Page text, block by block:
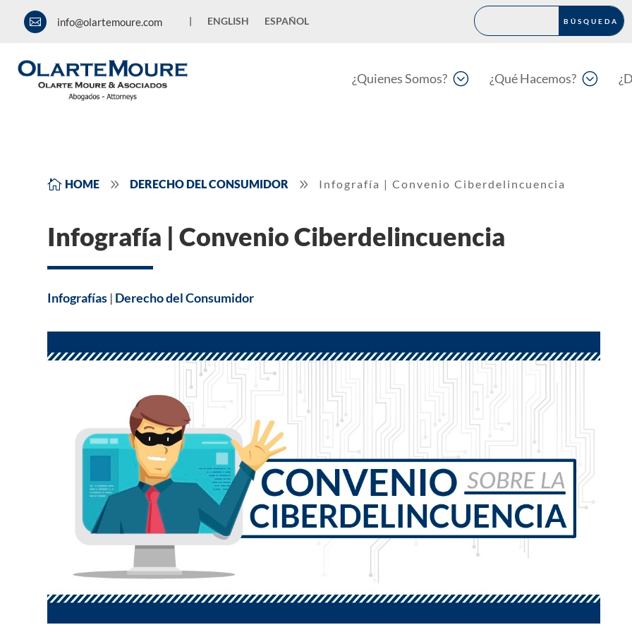
 info@olartemoure.com | ENGLISH ESPAÑOL
;
¿Quienes Somos? ;
¿Qué Hacemos?
 HOME 9 DERECHO DEL CONSUMIDOR 9 Infografía | Convenio Ciberdelincuencia
Infografía | Convenio Ciberdelincuencia
Infografías| Derecho del Consumidor